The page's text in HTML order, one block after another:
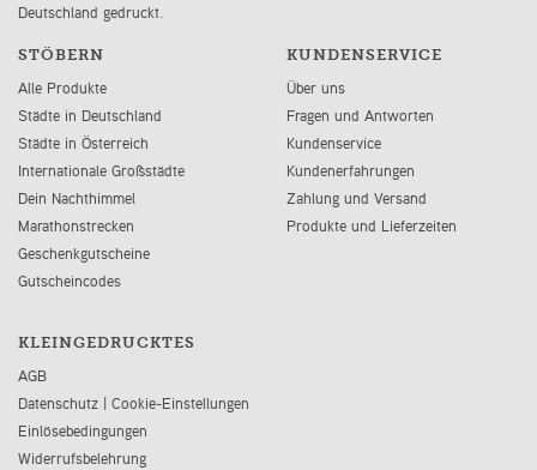
Deutschland gedruckt.
STÖBERN
Alle Produkte
Städte in Deutschland
Städte in Österreich
Internationale Großstädte
Dein Nachthimmel
Marathonstrecken
Geschenkgutscheine
Gutscheincodes
KUNDENSERVICE
Über uns
Fragen und Antworten
Kundenservice
Kundenerfahrungen
Zahlung und Versand
Produkte und Lieferzeiten
KLEINGEDRUCKTES
AGB
Datenschutz | Cookie-Einstellungen
Einlösebedingungen
Widerrufsbelehrung